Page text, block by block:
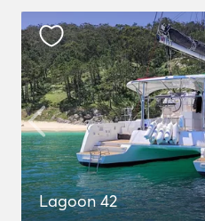
Lagoon 42